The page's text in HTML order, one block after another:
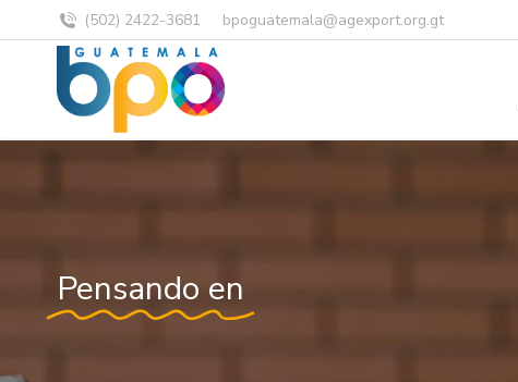
(502) 2422-3681 bpoguatemala@agexport.org.gt
Pensando en